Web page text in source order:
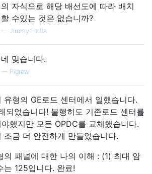
의 자식으로 해당 배선도에 따라 배치
할 수있는 것은 없습니까?
— Jimmy Hoffa
네 맞습니다.
— Pigrew
유형의 GE로드 센터에서 일했습니다.
되었습니다! 불행히도 기존로드 센터를
했지만 모든 OPDC를 교체했습니다.
조금 더 안전하게 만들었습니다.
의 패널에 대한 나의 이해 : (1) 최대 암
는 125입니다. 완료!